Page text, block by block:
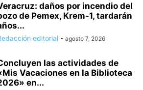
daños por incendio del
de Pemex, Krem-1, tardarán
editorial - agosto 7, 2026
las actividades de
Vacaciones en la Biblioteca
en...